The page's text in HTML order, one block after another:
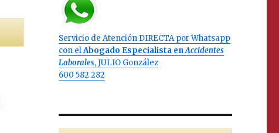
Servicio de Atención DIRECTA por Whatsapp
con elAbogado Especialista enAccidentes
Laborales, JULIO González
600 582 282